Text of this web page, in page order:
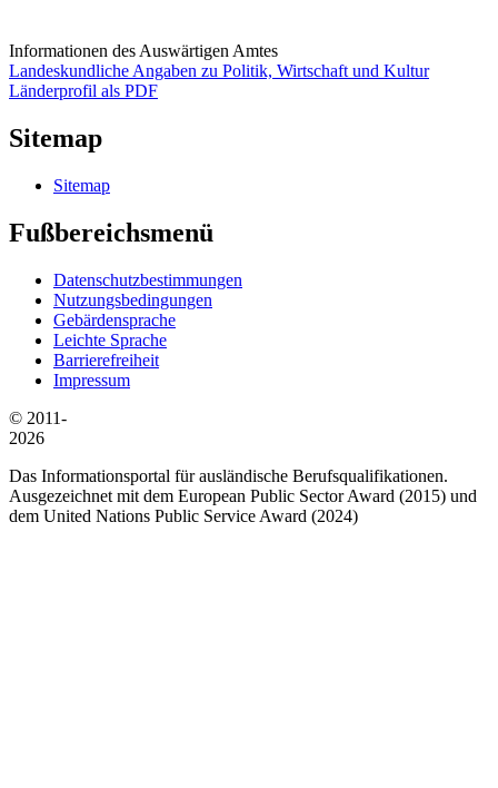
Informationen des Auswärtigen Amtes
Landeskundliche Angaben zu Politik, Wirtschaft und Kultur
Länderprofil als PDF
Sitemap
Sitemap
Fußbereichsmenü
Datenschutzbestimmungen
Nutzungsbedingungen
Gebärdensprache
Leichte Sprache
Barrierefreiheit
Impressum
© 2011-
2026
Das Informationsportal für ausländische Berufsqualifikationen.
Ausgezeichnet mit dem European Public Sector Award (2015) und
dem United Nations Public Service Award (2024)